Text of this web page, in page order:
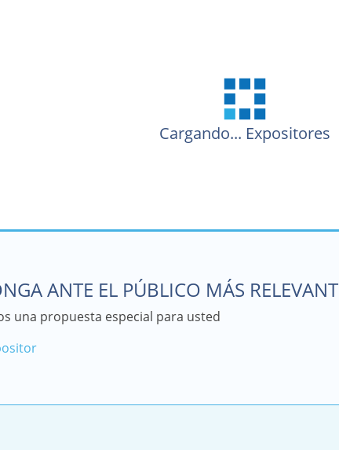
Cargando... Expositores
ANTE EL PÚBLICO MÁS
una propuesta especial para usted